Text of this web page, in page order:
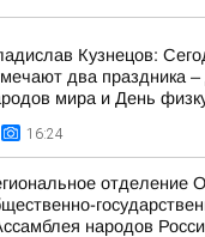
Кузнецов:
два праздника
мира и День
16:24
отделение
народов